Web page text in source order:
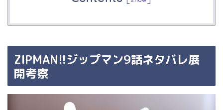
ZIPMAN!!ジップマン9話ネタバレ展
開考察